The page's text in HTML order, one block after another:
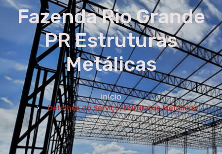
NOME *
E-MAIL *
TELEFONE *
CIDADE *
MENSAGEM *